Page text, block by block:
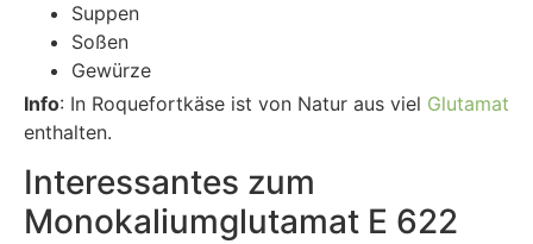
Suppen
Soßen
Gewürze
Info: In Roquefortkäse ist von Natur aus viel Glutamat
enthalten.
Interessantes zum
Monokaliumglutamat E 622